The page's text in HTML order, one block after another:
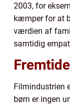
2003, for
kæmper for at
værdien af
samtidig
Filmindustrien
børn er ingen